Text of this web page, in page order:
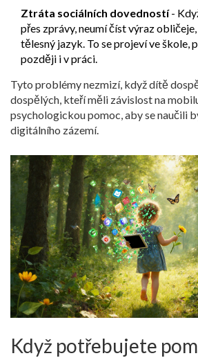
Ztráta sociálních dovedností-
přes zprávy, neumí číst výraz
tělesný jazyk. To se projeví ve škole,
později i v práci.
Tyto problémy nezmizí, když dítě
dospělých, kteří měli závislost na
psychologickou pomoc, aby se naučili
digitálního zázemí.
Když potřebujete